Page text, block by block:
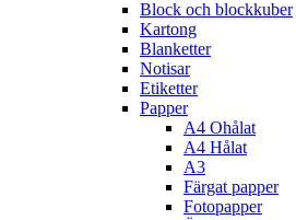
Block och blockkuber
Kartong
Blanketter
Notisar
Etiketter
Papper
A4 Ohålat
A4 Hålat
A3
Färgat papper
Fotopapper